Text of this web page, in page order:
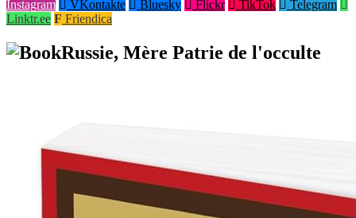
Instagram VKontakte Bluesky Flickr TikTok
Telegram
Linktr.ee
Friendica
Russie, Mère Patrie de l'occulte